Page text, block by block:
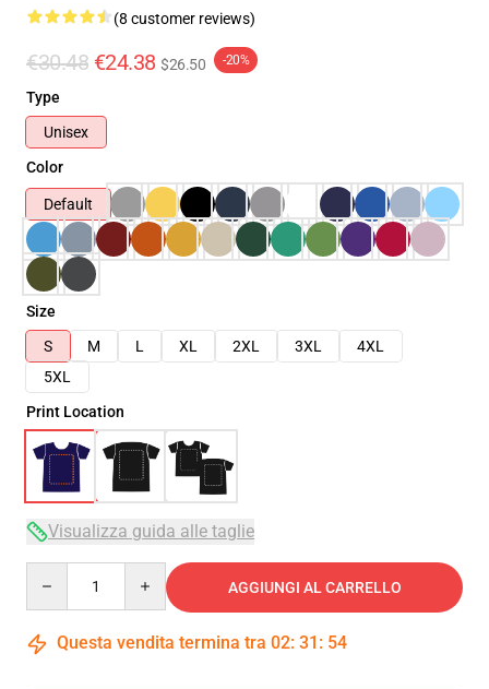
(8 customer reviews)
€30.48 €24.38 $26.50 -20%
Type
Unisex
Color
Default
Size
S
M L XL 2XL 3XL
4XL
5XL
Print Location
Visualizza guida alle taglie
AGGIUNGI AL CARRELLO
Questa vendita termina tra 02: 31 : 53